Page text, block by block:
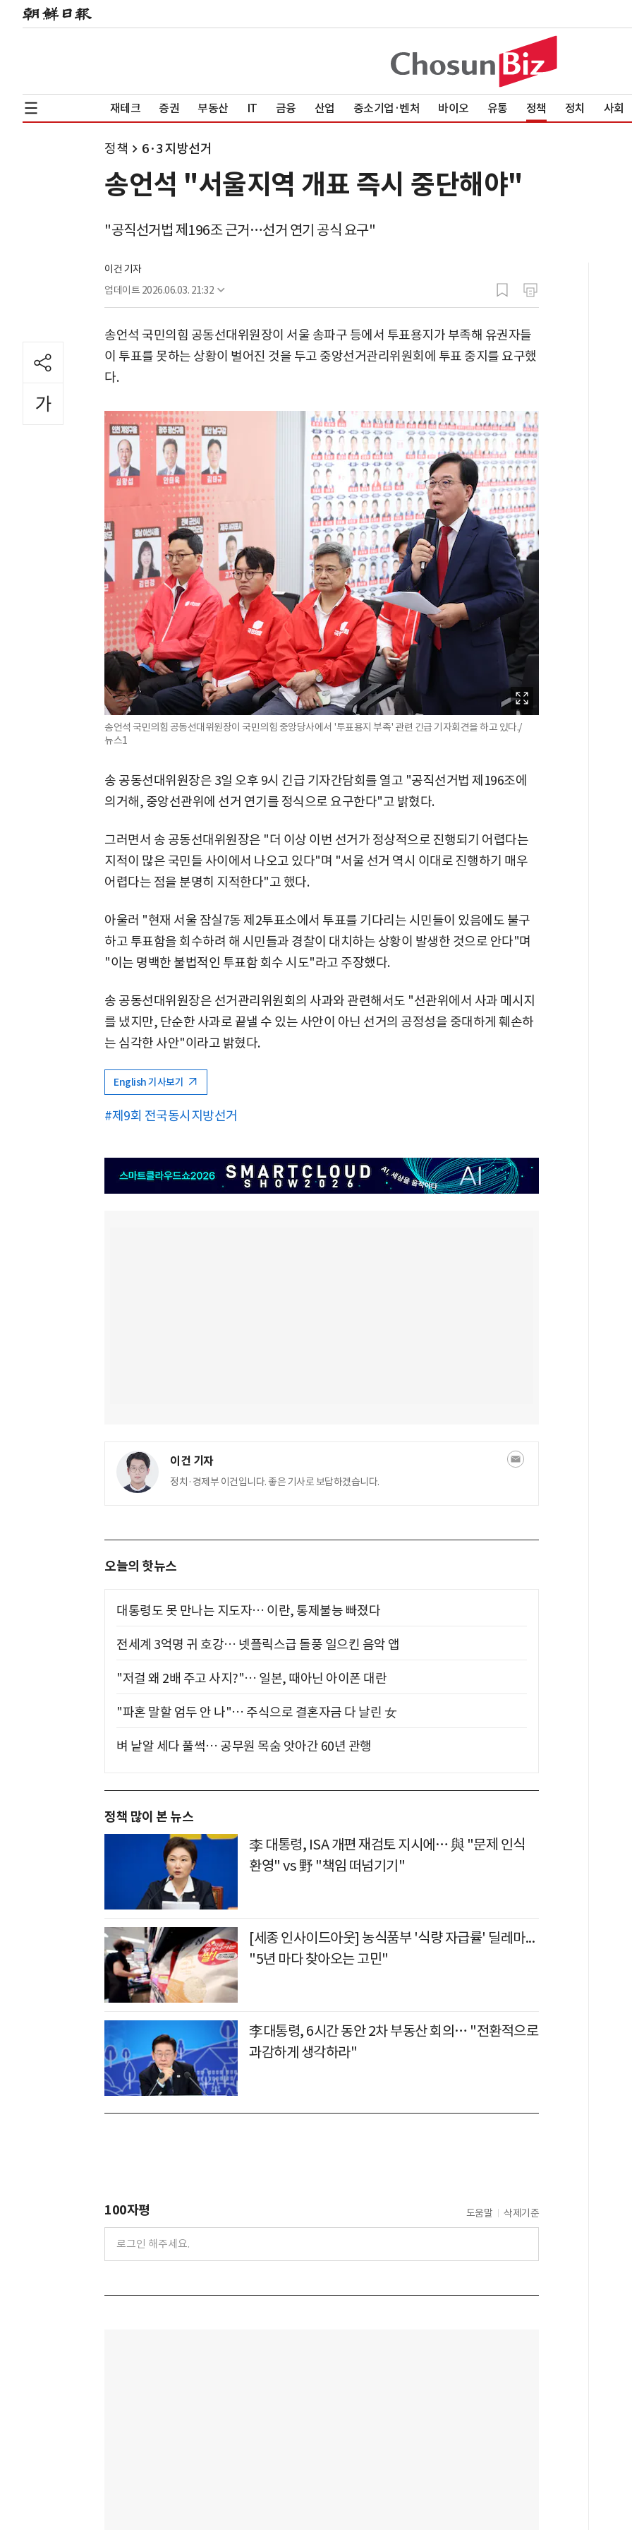
재테크 증권 부동산 IT 금융 산업 중소기업·벤처 바이오 유통 정책 정치 사회
정책 6·3 지방선거
송언석 "서울지역 개표 즉시 중단해야"
"공직선거법 제196조 근거…선거 연기 공식 요구"
이건 기자
업데이트 2026.06.03. 21:32
송언석 국민의힘 공동선대위원장이 서울 송파구 등에서 투표용지가 부족해 유권자들
이 투표를 못하는 상황이 벌어진 것을 두고 중앙선거관리위원회에 투표 중지를 요구했
다.
송언석 국민의힘 공동선대위원장이 국민의힘 중앙당사에서 '투표용지 부족' 관련 긴급 기자회견을 하고 있다./
뉴스1
송 공동선대위원장은 3일 오후 9시 긴급 기자간담회를 열고 "공직선거법 제196조에
의거해, 중앙선관위에 선거 연기를 정식으로 요구한다"고 밝혔다.
그러면서 송 공동선대위원장은 "더 이상 이번 선거가 정상적으로 진행되기 어렵다는
지적이 많은 국민들 사이에서 나오고 있다"며 "서울 선거 역시 이대로 진행하기 매우
어렵다는 점을 분명히 지적한다"고 했다.
아울러 "현재 서울 잠실7동 제2투표소에서 투표를 기다리는 시민들이 있음에도 불구
하고 투표함을 회수하려 해 시민들과 경찰이 대치하는 상황이 발생한 것으로 안다"며
"이는 명백한 불법적인 투표함 회수 시도"라고 주장했다.
송 공동선대위원장은 선거관리위원회의 사과와 관련해서도 "선관위에서 사과 메시지
를 냈지만, 단순한 사과로 끝낼 수 있는 사안이 아닌 선거의 공정성을 중대하게 훼손하
는 심각한 사안"이라고 밝혔다.
English 기사보기
#제9회 전국동시지방선거
이건 기자
정치·경제부 이건입니다. 좋은 기사로 보답하겠습니다.
오늘의 핫뉴스
대통령도 못 만나는 지도자… 이란, 통제불능 빠졌다
전세계 3억명 귀 호강… 넷플릭스급 돌풍 일으킨 음악 앱
"저걸 왜 2배 주고 사지?"… 일본, 때아닌 아이폰 대란
"파혼 말할 엄두 안 나"… 주식으로 결혼자금 다 날린 女
벼 낱알 세다 풀썩… 공무원 목숨 앗아간 60년 관행
정책 많이 본 뉴스
李 대통령, ISA 개편 재검토 지시에… 與 "문제 인식
환영" vs 野 "책임 떠넘기기"
[세종 인사이드아웃] 농식품부 '식량 자급률' 딜레마...
"5년 마다 찾아오는 고민"
李대통령, 6시간 동안 2차 부동산 회의… "전환적으로
과감하게 생각하라"
100자평 도움말 삭제기준